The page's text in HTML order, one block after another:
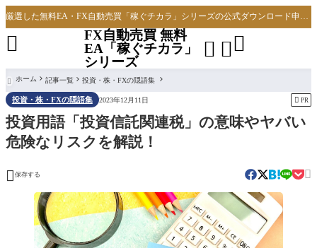
厳選した無料EA・FX自動売買「稼ぐチカラ」シリーズの公式ダウンロード申し込みサイト
FX自動売買 無料
EA「稼ぐチカラ」
シリーズ
 

 ホーム 記事一覧 投資・株・FXの隠語集
投資・株・FXの隠語集 2023年12月11日  PR
投資用語「投資信託関連税」の意味やヤバい
危険なリスクを解説！
 保存する 